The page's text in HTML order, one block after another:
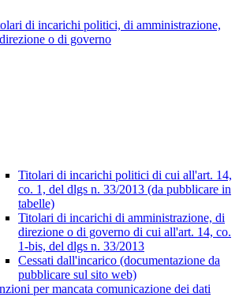
di incarichi politici, di amministrazione,
o di governo
Titolari di incarichi politici di cui all'art. 14,
co. 1, del dlgs n. 33/2013 (da pubblicare in
tabelle)
Titolari di incarichi di amministrazione, di
direzione o di governo di cui all'art. 14, co.
1-bis, del dlgs n. 33/2013
Cessati dall'incarico (documentazione da
pubblicare sul sito web)
per mancata comunicazione dei dati